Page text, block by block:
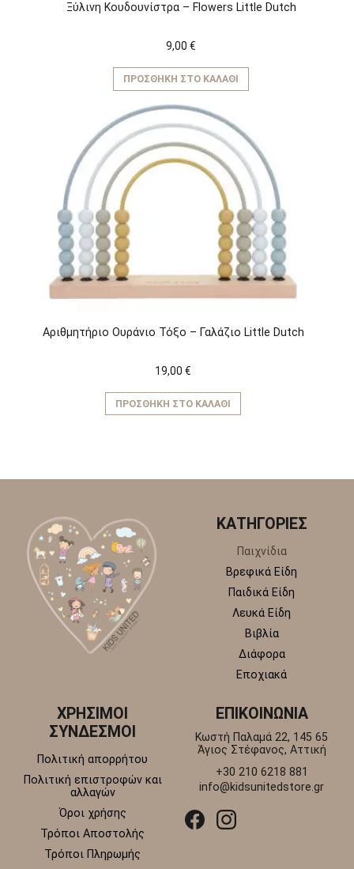
Ξύλινη Kουδουνίστρα – Flowers Little Dutch
9,00 €
ΠΡΟΣΘΉΚΗ ΣΤΟ ΚΑΛΆΘΙ
Αριθμητήριο Ουράνιο Τόξο – Γαλάζιο Little Dutch
19,00 €
ΠΡΟΣΘΉΚΗ ΣΤΟ ΚΑΛΆΘΙ
ΚΑΤΗΓΟΡΙΕΣ
Παιχνίδια
Βρεφικά Είδη
Παιδικά Είδη
Λευκά Είδη
Βιβλία
Διάφορα
Εποχιακά
ΧΡΗΣΙΜΟΙ
ΣΥΝΔΕΣΜΟΙ
Πολιτική απορρήτου
Πολιτική επιστροφών και
αλλαγών
Όροι χρήσης
Τρόποι Αποστολής
Τρόποι Πληρωμής
ΕΠΙΚΟΙΝΩΝΙΑ
Κωστή Παλαμά 22, 145 65
Άγιος Στέφανος, Αττική
+30 210 6218 881
info@kidsunitedstore.gr